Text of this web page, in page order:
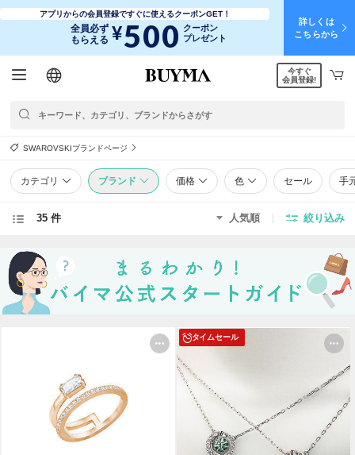
アプリからの会員登録ですぐに使えるクーポンGET！
全員必ず
もらえる ¥500 クーポン
プレゼント
詳しくは
こちらから
日本語
English
简体中文
繁體中文
今すぐ
会員登録!
SWAROVSKIブランドページ
カテゴリ ブランド 価格 色 セール 手
35 件 人気順 絞り込み
タイムセール